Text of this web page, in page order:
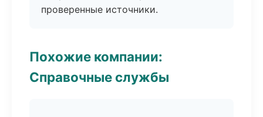
проверенные источники.
Похожие компании:
Справочные службы